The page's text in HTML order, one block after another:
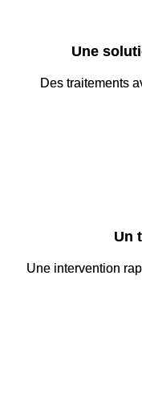
Une
Des traitements
Un
Une intervention